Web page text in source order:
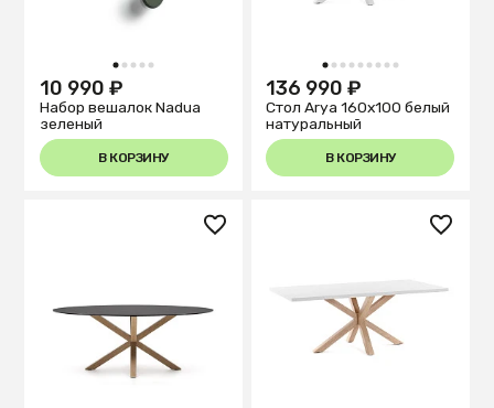
1 2 3 4 5
10 990 ₽
Набор вешалок Nadua
зеленый
В КОРЗИНУ
1 2 3 4 5 6 7 8 9
136 990 ₽
Стол Arya 160x100 белый
натуральный
В КОРЗИНУ